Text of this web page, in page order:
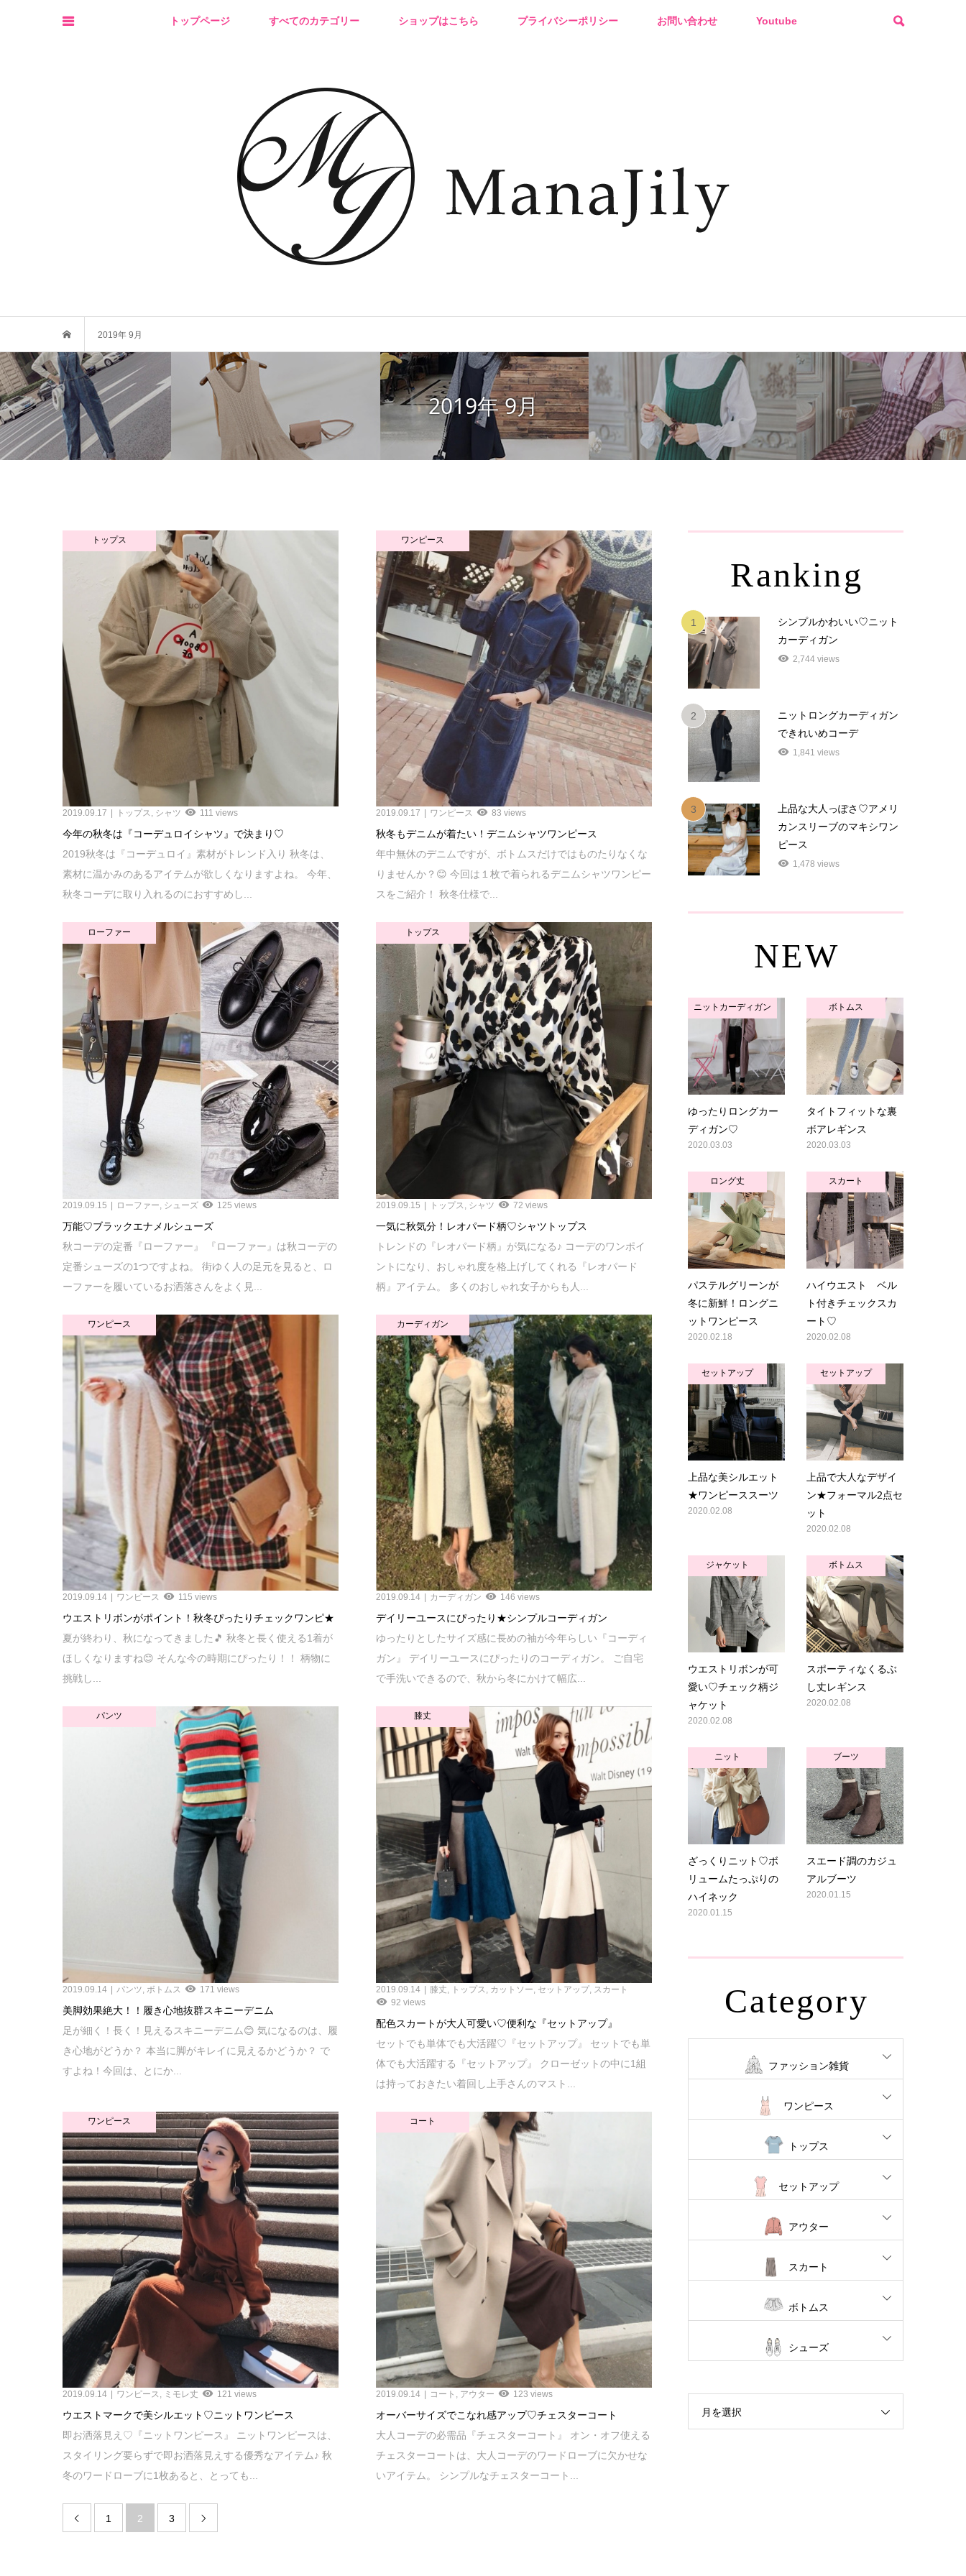
トップページ すべてのカテゴリー ショップはこちら プライバシーポリシー お問い合わせ Youtube
2019年 9月
2019年 9月
トップス
2019.09.17 トップス, シャツ 111 views
今年の秋冬は『コーデュロイシャツ』で決まり♡
2019秋冬は『コーデュロイ』素材がトレンド入り 秋冬は、
素材に温かみのあるアイテムが欲しくなりますよね。 今年、
秋冬コーデに取り入れるのにおすすめし...
ワンピース
2019.09.17 ワンピース 83 views
秋冬もデニムが着たい！デニムシャツワンピース
年中無休のデニムですが、ボトムスだけではものたりなくな
りませんか？😊 今回は１枚で着られるデニムシャツワンピー
スをご紹介！ 秋冬仕様で...
ローファー
2019.09.15 ローファー シューズ 125 views
万能♡ブラックエナメルシューズ
秋コーデの定番『ローファー』 『ローファー』は秋コーデの
定番シューズの1つですよね。 街ゆく人の足元を見ると、ロ
ーファーを履いているお洒落さんをよく見...
トップス
2019.09.15 トップス シャツ 72 views
一気に秋気分！レオパード柄♡シャツトップス
トレンドの『レオパード柄』が気になる♪ コーデのワンポイ
ントになり、おしゃれ度を格上げしてくれる『レオパード
柄』アイテム。 多くのおしゃれ女子からも人...
ワンピース
2019.09.14 ワンピース 115 views
ウエストリボンがポイント！秋冬ぴったりチェックワンピ★
夏が終わり、秋になってきました🎵 秋冬と長く使える1着が
ほしくなりますね😊 そんな今の時期にぴったり！！ 柄物に
挑戦し...
カーディガン
2019.09.14 カーディガン 146 views
デイリーユースにぴったり★シンプルコーディガン
ゆったりとしたサイズ感に長めの袖が今年らしい『コーディ
ガン』 デイリーユースにぴったりのコーディガン。 ご自宅
で手洗いできるので、秋から冬にかけて幅広...
パンツ
2019.09.14 パンツ ボトムス 171 views
美脚効果絶大！！履き心地抜群スキニーデニム
足が細く！長く！見えるスキニーデニム😊 気になるのは、履
き心地がどうか？ 本当に脚がキレイに見えるかどうか？ で
すよね！今回は、とにか...
膝丈
2019.09.14 膝丈 トップス カットソー セットアップ, スカート
92 views
配色スカートが大人可愛い♡便利な『セットアップ』
セットでも単体でも大活躍♡『セットアップ』 セットでも単
体でも大活躍する『セットアップ』 クローゼットの中に1組
は持っておきたい着回し上手さんのマスト...
ワンピース
2019.09.14 ワンピース, ミモレ丈 121 views
ウエストマークで美シルエット♡ニットワンピース
即お洒落見え♡『ニットワンピース』 ニットワンピースは、
スタイリング要らずで即お洒落見えする優秀なアイテム♪ 秋
冬のワードローブに1枚あると、とっても...
コート
2019.09.14 コート , アウター 123 views
オーバーサイズでこなれ感アップ♡チェスターコート
大人コーデの必需品『チェスターコート』 オン・オフ使える
チェスターコートは、大人コーデのワードローブに欠かせな
いアイテム。 シンプルなチェスターコート...
 1 2 3 
Ranking
1
シンプルかわいい♡ニット
カーディガン
2,744 views
2
ニットロングカーディガン
できれいめコーデ
1,841 views
3
上品な大人っぽさ♡アメリ
カンスリーブのマキシワン
ピース
1,478 views
NEW
ニットカーディガン
ゆったりロングカー
ディガン♡
2020.03.03
ボトムス
タイトフィットな裏
ボアレギンス
2020.03.03
ロング丈
パステルグリーンが
冬に新鮮！ロングニ
ットワンピース
2020.02.18
スカート
ハイウエスト ベル
ト付きチェックスカ
ート♡
2020.02.08
セットアップ
上品な美シルエット
★ワンピーススーツ
2020.02.08
セットアップ
上品で大人なデザイ
ン★フォーマル2点セ
ット
2020.02.08
ジャケット
ウエストリボンが可
愛い♡チェック柄ジ
ャケット
2020.02.08
ボトムス
スポーティなくるぶ
し丈レギンス
2020.02.08
ニット
ざっくりニット♡ボ
リュームたっぷりの
ハイネック
2020.01.15
ブーツ
スエード調のカジュ
アルブーツ
2020.01.15
Category
ファッション雑貨
ワンピース
トップス
セットアップ
アウター
スカート
ボトムス
シューズ
月を選択